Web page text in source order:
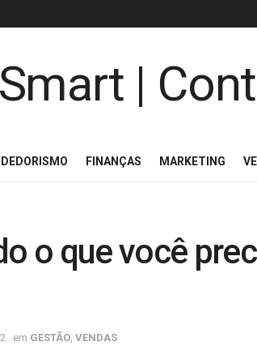
FINANÇAS MARKETING
o que você
em GESTÃO VENDAS